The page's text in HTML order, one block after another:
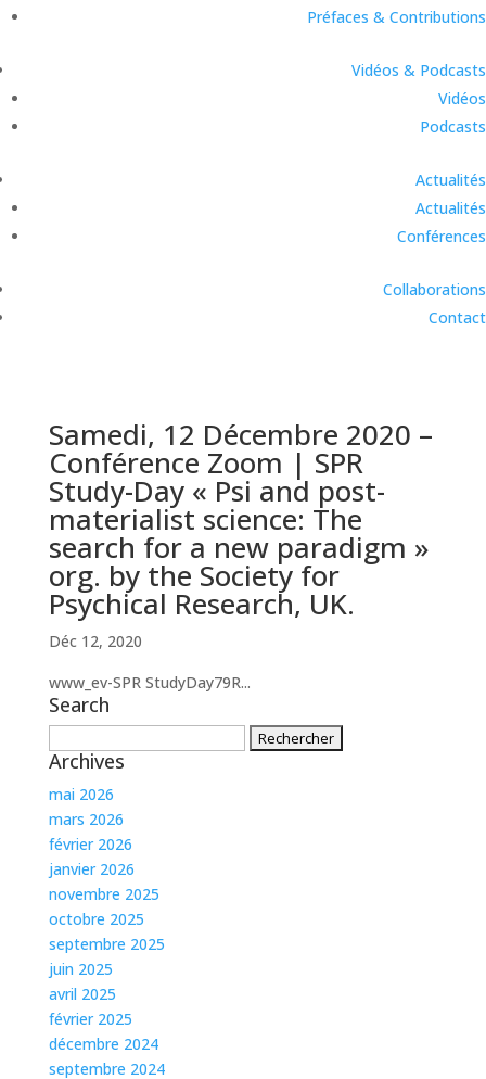
Préfaces & Contributions
Vidéos & Podcasts
Vidéos
Podcasts
Actualités
Actualités
Conférences
Collaborations
Contact
Samedi, 12 Décembre 2020 –
Conférence Zoom | SPR
Study-Day « Psi and post-
materialist science: The
search for a new paradigm »
org. by the Society for
Psychical Research, UK.
Déc 12, 2020
www_ev-SPR StudyDay79R...
Search
Archives
mai 2026
mars 2026
février 2026
janvier 2026
novembre 2025
octobre 2025
septembre 2025
juin 2025
avril 2025
février 2025
décembre 2024
septembre 2024